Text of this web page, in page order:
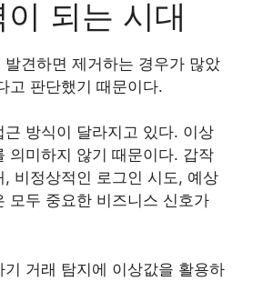
되는 시대
견하면 제거하는 경우가 많았
고 판단했기 때문이다.
방식이 달라지고 있다. 이상
의미하지 않기 때문이다. 갑작
, 비정상적인 로그인 시도, 예상
모두 중요한 비즈니스 신호가
기 거래 탐지에 이상값을 활용하